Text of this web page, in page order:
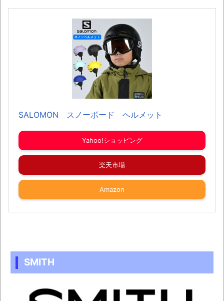
SALOMON スノーボード ヘルメット
Yahoo!ショッピング
楽天市場
Amazon
SMITH